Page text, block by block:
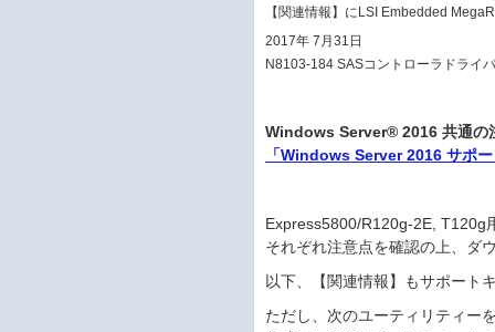
【関連情報】にLSI Embedded
2017年 7月31日
N8103-184 SASコントローラドライ
Windows Server® 2016 共通の
「Windows Server 2016 サポ
Express5800/R120g-2E, T120g
それぞれ注意点を確認の上、ダ
以下、【関連情報】もサポート
ただし、次のユーティリティー